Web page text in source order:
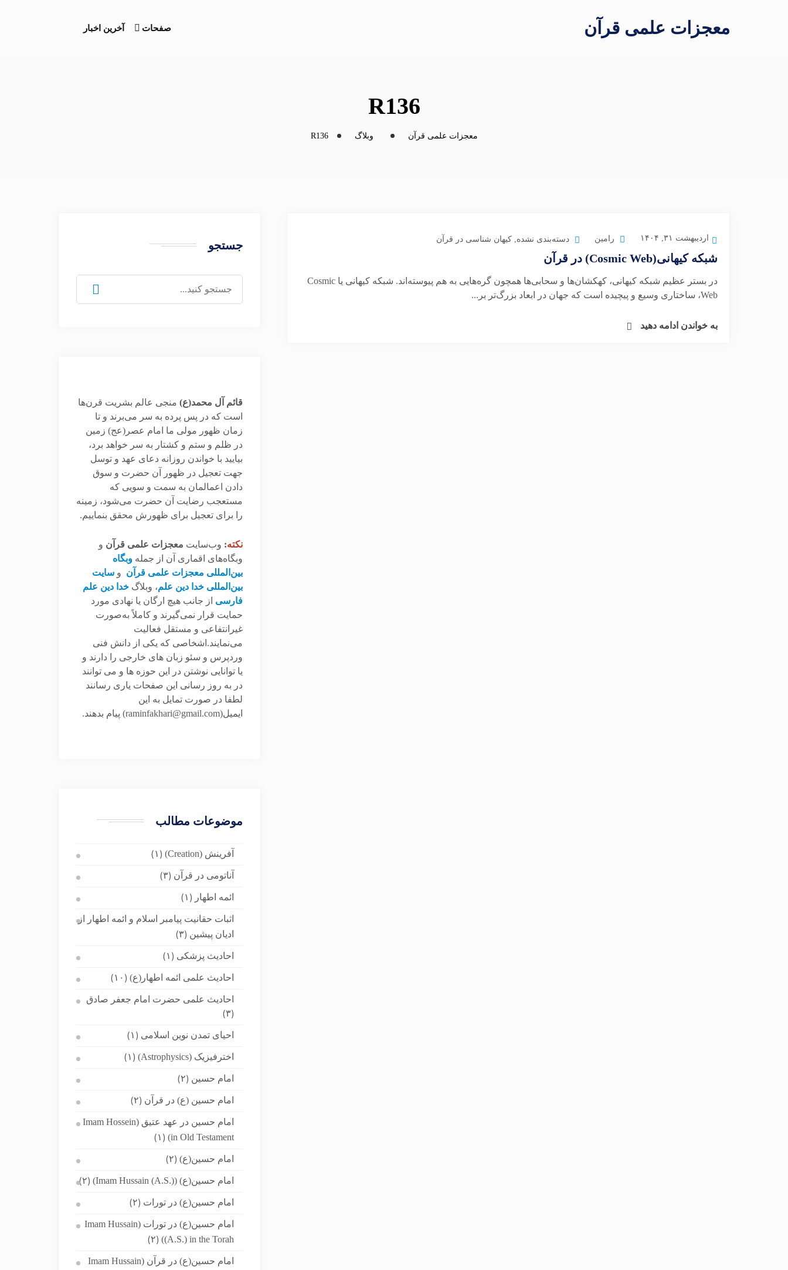
معجزات علمی قرآن صفحات آخرین اخبار
R136
معجزات علمی قرآن وبلاگ R136
اردیبهشت ۳۱, ۱۴۰۴ رامین دسته‌بندی نشده کیهان شناسی در قرآن
شبکه کیهانی(Cosmic Web) در قرآن
در بستر عظیم شبکه کیهانی، کهکشان‌ها و سحابی‌ها همچون گره‌هایی به هم پیوسته‌اند. شبکه کیهانی یا Cosmic
Web، ساختاری وسیع و پیچیده است که جهان در ابعاد بزرگ‌تر بر...
به خواندن ادامه دهید
جستجو
برای:
قائم آل محمد(ع) منجی عالم بشریت قرن‌ها
است که در پس پرده به سر می‌برند و تا
زمان ظهور مولی ما امام عصر(عج) زمین
در ظلم و ستم و کشتار به سر خواهد برد،
بیایید با خواندن روزانه دعای عهد و توسل
جهت تعجیل در ظهور آن حضرت و سوق
دادن اعمالمان به سمت و سویی که
مستعجب رضایت آن حضرت می‌شود، زمینه
را برای تعجیل برای ظهورش محقق بنماییم.
نکته: وب‌سایت معجزات علمی قرآن و
وبگاه‌های اقماری آن از جمله وبگاه
بین‌المللی معجزات علمی قرآن و سایت
بین‌المللی خدا دین علم، وبلاگ خدا دین علم
فارسی از جانب هیچ ارگان یا نهادی مورد
حمایت قرار نمی‌گیرند و کاملاً به‌صورت
غیرانتفاعی و مستقل فعالیت
می‌نمایند.اشخاصی که یکی از دانش فنی
وردپرس و سئو زبان های خارجی را دارند و
یا توانایی نوشتن در این حوزه ها و می توانند
در به روز رسانی این صفحات یاری رسانند
لطفا در صورت تمایل به این
ایمیل(raminfakhari@gmail.com) پیام بدهند.
موضوعات مطالب
آفرینش (Creation) (۱)
آناتومی در قرآن (۳)
ائمه اطهار (۱)
اثبات حقانیت پیامبر اسلام و ائمه اطهار از
ادیان پیشین (۳)
احادیث پزشکی (۱)
احادیث علمی ائمه اطهار(ع) (۱۰)
احادیث علمی حضرت امام جعفر صادق
(۳)
احیای تمدن نوین اسلامی (۱)
اخترفیزیک (Astrophysics) (۱)
امام حسین (۲)
امام حسین (ع) در قرآن (۲)
امام حسین در عهد عتیق (Imam Hossein
in Old Testament)
(۱)
امام حسین(ع) (۲)
امام حسین(ع) (Imam Hussain (A.S.)) (۲)
امام حسین(ع) در تورات (۲)
امام حسین(ع) در تورات (Imam Hussain
(A.S.) in the Torah)
(۲)
امام حسین(ع) در قرآن (Imam Hussain